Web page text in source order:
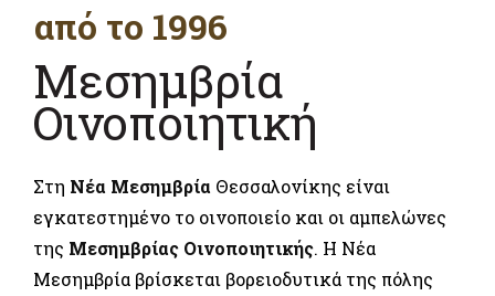
από το 1996
Μεσημβρία
Οινοποιητική
Στη Νέα Μεσημβρία Θεσσαλονίκης είναι
εγκατεστημένο το οινοποιείο και οι αμπελώνες
της Μεσημβρίας Οινοποιητικής. Η Νέα
Μεσημβρία βρίσκεται βορειοδυτικά της πόλης